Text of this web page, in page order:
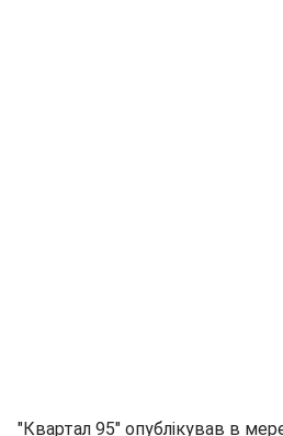
"Квартал 95" опублікував в